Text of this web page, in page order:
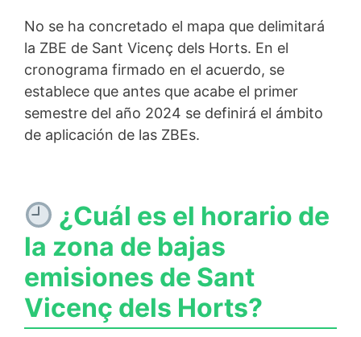
No se ha concretado el mapa que delimitará
la ZBE de Sant Vicenç dels Horts. En el
cronograma firmado en el acuerdo, se
establece que antes que acabe el primer
semestre del año 2024 se definirá el ámbito
de aplicación de las ZBEs.
¿Cuál es el horario de
la zona de bajas
emisiones de Sant
Vicenç dels Horts?